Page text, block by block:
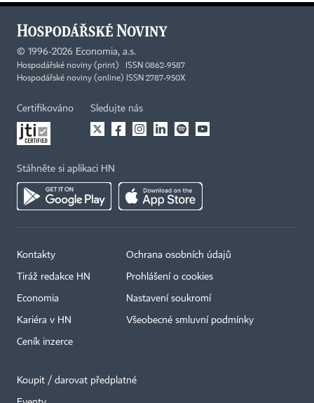
© 1996-2026 Economia, a.s.
Hospodářské noviny (print) ISSN 0862-9587
Hospodářské noviny (online) ISSN 2787-950X
Certifikováno Sledujte nás
Stáhněte si aplikaci HN
Kontakty
Tiráž redakce HN
Economia
Kariéra v HN
Ceník inzerce
Ochrana osobních údajů
Prohlášení o cookies
Nastavení soukromí
Všeobecné smluvní podmínky
Koupit / darovat předplatné